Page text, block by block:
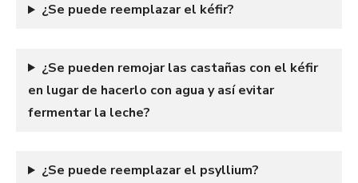
¿Se puede reemplazar el kéfir?
¿Se pueden remojar las castañas con el kéfir
en lugar de hacerlo con agua y así evitar
fermentar la leche?
¿Se puede reemplazar el psyllium?